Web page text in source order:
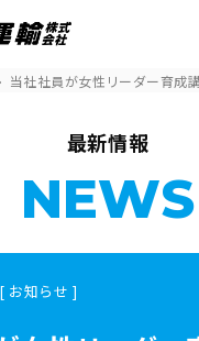
当社社員が女性リーダー育成
最新情報
NEWS
[ お知らせ ]